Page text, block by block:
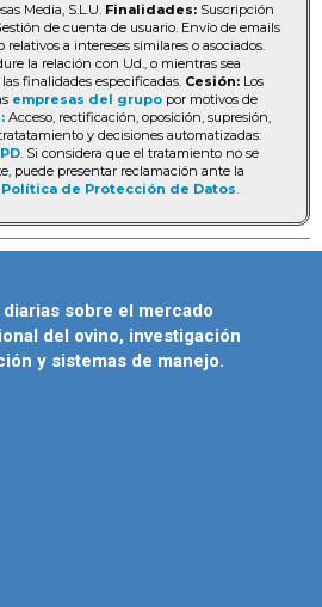
Media, S.L.U. Finalidades: Suscripción
de cuenta de usuario. Envío de emails
a intereses similares o asociados.
la relación con Ud., o mientras sea
finalidades especificadas. Cesión: Los
empresas del grupo por motivos de
Acceso, rectificación, oposición, supresión,
y decisiones automatizadas:
. Si considera que el tratamiento no se
puede presentar reclamación ante la
Política de Protección de Datos.
sobre el mercado
del ovino, investigación
y sistemas de manejo.